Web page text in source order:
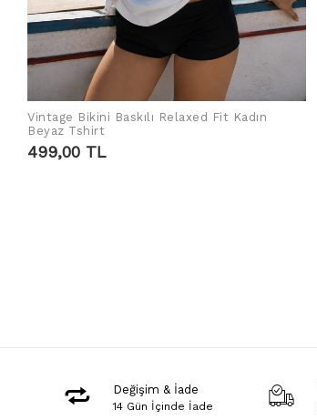
Vintage Bikini Baskılı Relaxed Fit Kadın
Beyaz Tshirt
499,00 TL
Değişim & İade
14 Gün İçinde İade